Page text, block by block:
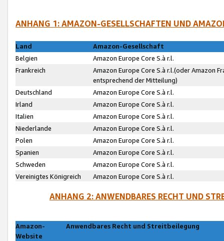
ANHANG 1: AMAZON-GESELLSCHAFTEN UND
Land
Amazon-Gesellschaft
Belgien
Amazon Europe Core S.à r.l.
Frankreich
Amazon Europe Core S.à r.l.(oder Amazon
entsprechend der Mitteilung)
Deutschland
Amazon Europe Core S.à r.l.
Irland
Amazon Europe Core S.à r.l.
Italien
Amazon Europe Core S.à r.l.
Niederlande
Amazon Europe Core S.à r.l.
Polen
Amazon Europe Core S.à r.l.
Spanien
Amazon Europe Core S.à r.l.
Schweden
Amazon Europe Core S.à r.l.
Vereinigtes Königreich
Amazon Europe Core S.à r.l.
ANHANG 2: ANWENDBARES RECHT UND
Amazon-
Website
Anwendbares Recht und Streitbeilegung